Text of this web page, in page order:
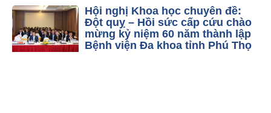
Hội nghị Khoa học chuyên đề:
Đột quỵ – Hồi sức cấp cứu chào
mừng kỷ niệm 60 năm thành lập
Bệnh viện Đa khoa tỉnh Phú Thọ